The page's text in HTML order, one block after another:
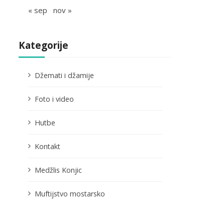
« sep nov »
Kategorije
Džemati i džamije
Foto i video
Hutbe
Kontakt
Medžlis Konjic
Muftijstvo mostarsko